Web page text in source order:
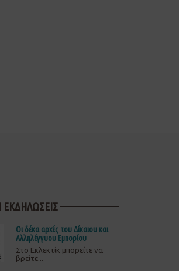
ΕΚΔΗΛΩΣΕΙΣ
Οι δέκα αρχές του Δίκαιου και
Αλληλέγγυου Εμπορίου
Στο Εκλεκτίκ μπορείτε να
βρείτε...